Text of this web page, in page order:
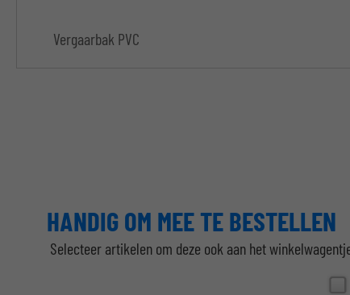
Vergaarbak PVC
HANDIG OM MEE TE BESTELLEN
Selecteer artikelen om deze ook aan het